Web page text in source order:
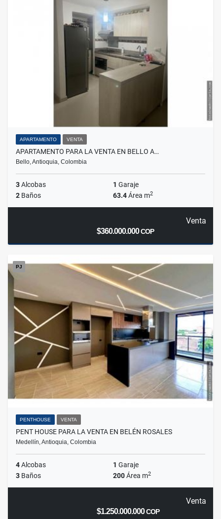
APARTAMENTO VENTA
APARTAMENTO PARA LA VENTA EN BELLO A…
Bello, Antioquia, Colombia
3Alcobas 1 Garaje
2 Baños 63.4Área m2
Venta
$360.000.000COP
PJ
PENTHOUSE VENTA
PENT HOUSE PARA LA VENTA EN BELÉN ROSALES
Medellín, Antioquia, Colombia
4Alcobas 1 Garaje
3 Baños 200Área m2
Venta
$1.250.000.000COP